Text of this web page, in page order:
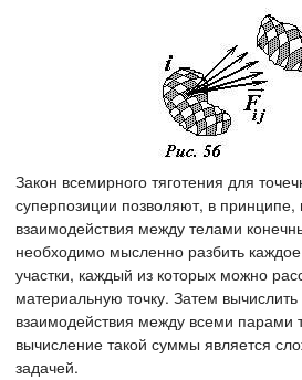
Закон всемирного тяготения для
суперпозиции позволяют, в принципе,
взаимодействия между телами
необходимо мысленно разбить
участки, каждый из которых можно
материальную точку. Затем
взаимодействия между всеми парами
вычисление такой суммы является
задачей.